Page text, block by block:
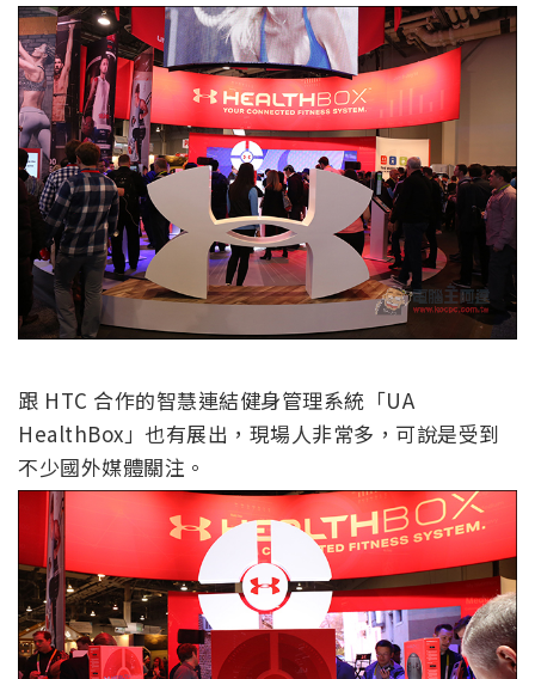
跟 HTC 合作的智慧連結健身管理系統「UA
HealthBox」也有展出，現場人非常多，可說是受到
不少國外媒體關注。